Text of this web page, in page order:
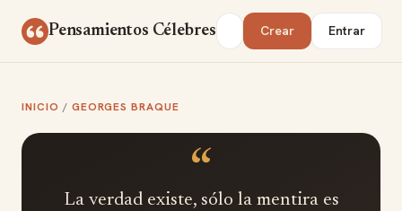
Pensamientos Célebres Buscar Crear Entrar
INICIO / GEORGES BRAQUE
“
La verdad existe, sólo la mentira es